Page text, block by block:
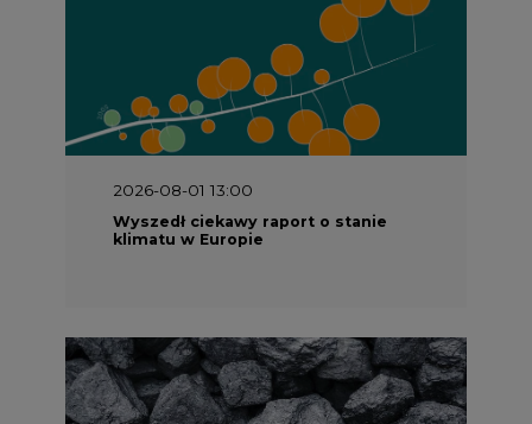
2026-08-01 13:00
Wyszedł ciekawy raport o stanie
klimatu w Europie